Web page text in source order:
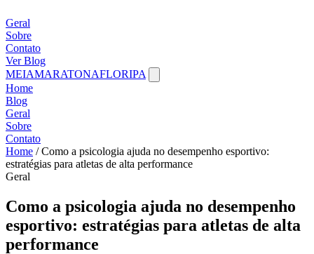
Geral
Sobre
Contato
Ver Blog
MEIAMARATONAFLORIPA
Home
Blog
Geral
Sobre
Contato
Home / Como a psicologia ajuda no desempenho esportivo:
estratégias para atletas de alta performance
Geral
Como a psicologia ajuda no desempenho
esportivo: estratégias para atletas de alta
performance